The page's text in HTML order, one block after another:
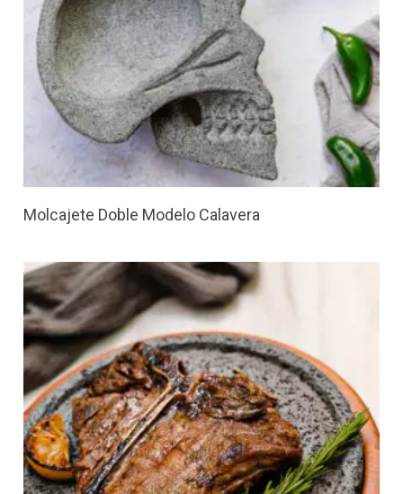
Molcajete Doble Modelo Calavera